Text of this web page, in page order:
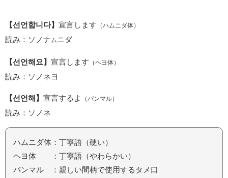
【선언합니다】 宣言します （ハムニダ体）
読み：ソノナ ムニダ
【선언해요】 宣言します （ヘヨ体）
読み：ソノネヨ
【선언해】 宣言するよ （パンマル）
読み：ソノネ
ハムニダ体：丁寧語（硬い）
ヘヨ体 ：丁寧語（やわらかい）
パンマル ：親しい間柄で使用するタメ口